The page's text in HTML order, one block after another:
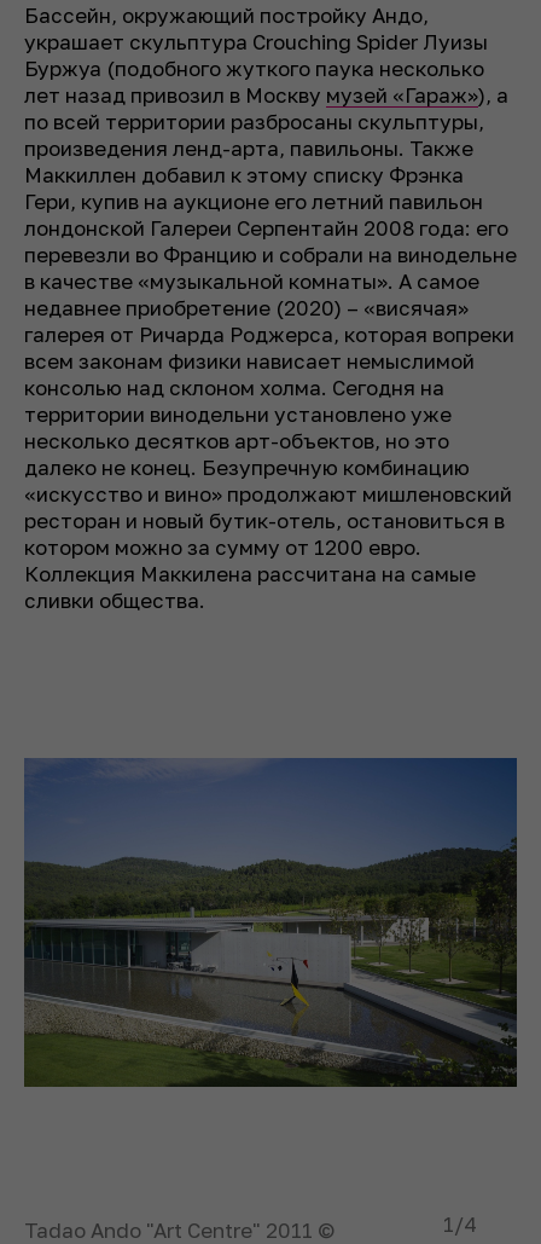
Бассейн, окружающий постройку Андо,
украшает скульптура Crouching Spider Луизы
Буржуа (подобного жуткого паука несколько
лет назад привозил в Москву музей «Гараж»), а
по всей территории разбросаны скульптуры,
произведения ленд-арта, павильоны. Также
Маккиллен добавил к этому списку Фрэнка
Гери, купив на аукционе его летний павильон
лондонской Галереи Серпентайн 2008 года: его
перевезли во Францию и собрали на винодельне
в качестве «музыкальной комнаты». А самое
недавнее приобретение (2020) – «висячая»
галерея от Ричарда Роджерса, которая вопреки
всем законам физики нависает немыслимой
консолью над склоном холма. Сегодня на
территории винодельни установлено уже
несколько десятков арт-объектов, но это
далеко не конец. Безупречную комбинацию
«искусство и вино» продолжают мишленовский
ресторан и новый бутик-отель, остановиться в
котором можно за сумму от 1200 евро.
Коллекция Маккилена рассчитана на самые
сливки общества.
Tadao Ando "Art Centre" 2011 ©
1 /4